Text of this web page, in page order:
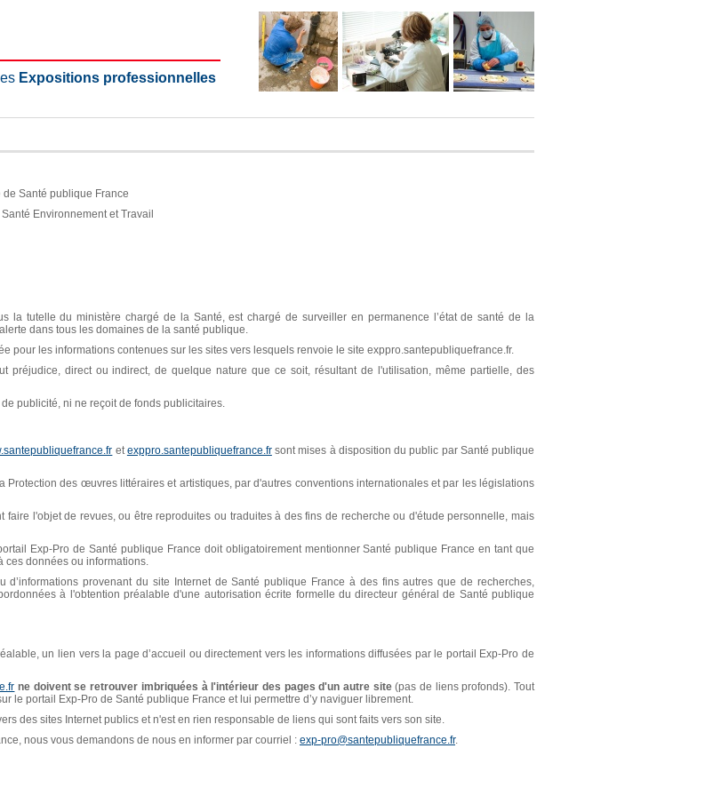
Expositions professionnelles
Santé publique France
Environnement et Travail
la tutelle du ministère chargé de la Santé, est chargé de surveiller en permanence l’état de santé de la
dans tous les domaines de la santé publique.
pour les informations contenues sur les sites vers lesquels renvoie le site exppro.santepubliquefrance.fr.
préjudice, direct ou indirect, de quelque nature que ce soit, résultant de l'utilisation, même partielle, des
publicité, ni ne reçoit de fonds publicitaires.
etexppro.santepubliquefrance.frsont mises à disposition du public par Santé publique
des œuvres littéraires et artistiques, par d'autres conventions internationales et par les législations
faire l'objet de revues, ou être reproduites ou traduites à des fins de recherche ou d'étude personnelle, mais
Exp-Pro de Santé publique France doit obligatoirement mentionner Santé publique France en tant que
ces données ou informations.
provenant du site Internet de Santé publique France à des fins autres que de recherches,
à l'obtention préalable d'une autorisation écrite formelle du directeur général de Santé publique
un lien vers la page d’accueil ou directement vers les informations diffusées par le portail Exp-Pro de
ne doivent se retrouver imbriquées à l'intérieur des pages d'un autre site(pas de liens profonds). Tout
le portail Exp-Pro de Santé publique France et lui permettre d’y naviguer librement.
des sites Internet publics et n'est en rien responsable de liens qui sont faits vers son site.
nous vous demandons de nous en informer par courriel : exp-pro@santepubliquefrance.fr.